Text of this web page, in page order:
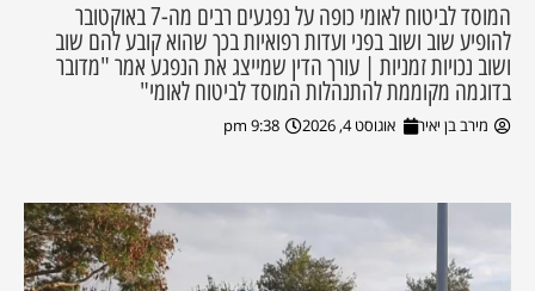
המוסד לביטוח לאומי כופה על נפגעים רבים מה-7 באוקטובר
להופיע שוב ושוב בפני ועדות רפואיות בכך שהוא קובע להם שוב
ושוב נכויות זמניות | עורך הדין שמייצג את הנפגע אמר "מדובר
בדוגמה מקוממת להתנהלות המוסד לביטוח לאומי"
מירב בן יאיר אוגוסט 4, 2026 9:38 pm